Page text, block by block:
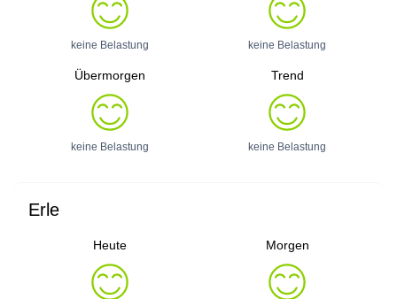
keine Belastung keine Belastung
Übermorgen
keine Belastung
Trend
keine Belastung
Erle
Heute Morgen